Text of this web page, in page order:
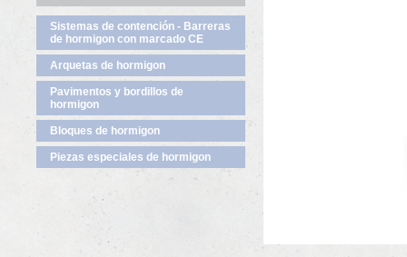
Sistemas de contención - Barreras
de hormigon con marcado CE
Arquetas de hormigon
Pavimentos y bordillos de
hormigon
Bloques de hormigon
Piezas especiales de hormigon